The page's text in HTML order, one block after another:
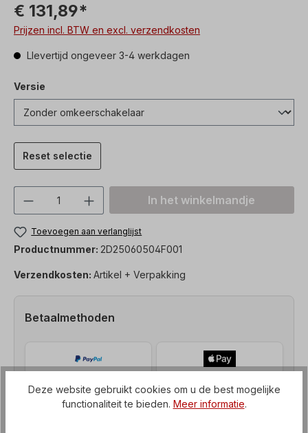
€ 131,89*
Prijzen incl. BTW en excl. verzendkosten
Llevertijd ongeveer 3-4 werkdagen
Versie
Reset selectie
Producthoeveelheid: Voer de
In het winkelmandje
Toevoegen aan verlanglijst
Productnummer: 2D25060504F001
Verzendkosten: Artikel + Verpakking
Betaalmethoden
Deze website gebruikt cookies om u de best mogelijke
functionaliteit te bieden. Meer informatie.